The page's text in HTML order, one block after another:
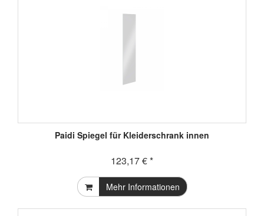
Paidi Spiegel für Kleiderschrank innen
123,17 € *
Mehr Informationen